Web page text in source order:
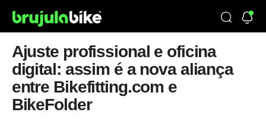
Ajuste profissional e oficina
digital: assim é a nova aliança
entre Bikefitting.com e
BikeFolder